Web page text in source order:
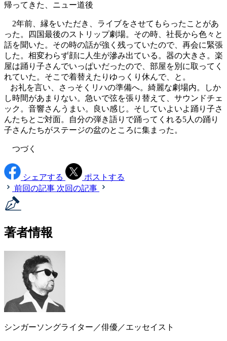
帰ってきた、ニュー道後
2年前、縁をいただき、ライブをさせてもらったことがあ
った。四国最後のストリップ劇場。その時、社長から色々と
話を聞いた。その時の話が強く残っていたので、再会に緊張
した。相変わらず顔に人生が滲み出ている。器の大きさ。楽
屋は踊り子さんでいっぱいだったので、部屋を別に取ってく
れていた。そこで着替えたりゆっくり休んで、と。
お礼を言い、さっそくリハの準備へ。綺麗な劇場内。しか
し時間があまりない。急いで弦を張り替えて、サウンドチェ
ック。音響さんうまい。良い感じ。そしていよいよ踊り子さ
んたちとご対面。自分の弾き語りで踊ってくれる5人の踊り
子さんたちがステージの盆のところに集まった。
つづく
シェアする
ポストする
前回の記事 次回の記事
著者情報
シンガーソングライター／俳優／エッセイスト